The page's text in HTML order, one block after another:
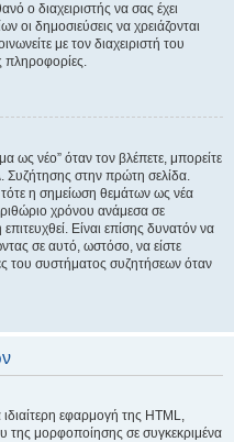
ο διαχειριστής να σας έχει
οι δημοσιεύσεις να χρειάζονται
με τον διαχειριστή του
πληροφορίες.
ως νέο” όταν τον βλέπετε, μπορείτε
Συζήτησης στην πρώτη σελίδα.
η σημείωση θεμάτων ως νέα
χρόνου ανάμεσα σε
Είναι επίσης δυνατόν να
σε αυτό, ωστόσο, να είστε
του συστήματος συζητήσεων όταν
εφαρμογή της HTML,
της μορφοποίησης σε συγκεκριμένα